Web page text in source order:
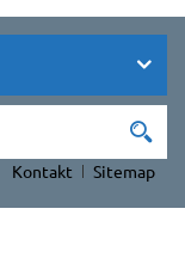
Kontakt Sitemap